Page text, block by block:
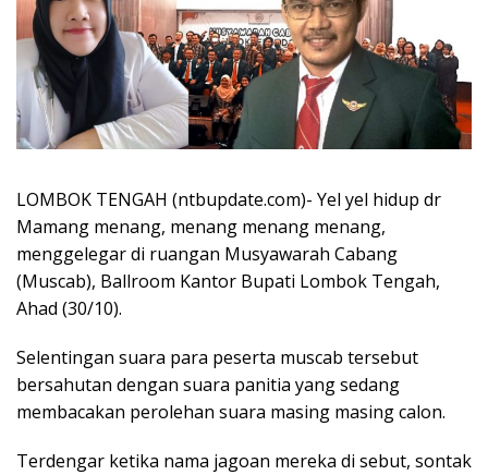
LOMBOK TENGAH (ntbupdate.com)- Yel yel hidup dr
Mamang menang, menang menang menang,
menggelegar di ruangan Musyawarah Cabang
(Muscab), Ballroom Kantor Bupati Lombok Tengah,
Ahad (30/10).
Selentingan suara para peserta muscab tersebut
bersahutan dengan suara panitia yang sedang
membacakan perolehan suara masing masing calon.
Terdengar ketika nama jagoan mereka di sebut, sontak